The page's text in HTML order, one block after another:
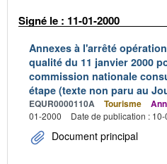
Signé le : 11-01-2000
Annexes à l'arrêté
qualité du 11 janvier 2000
commission nationale
étape (texte non paru au
EQUR0000110A Tourisme
01-2000
Date de publication :
Document principal